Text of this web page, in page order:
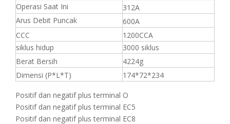
Operasi Saat Ini
312A
Arus Debit Puncak
600A
CCC
1200CCA
siklus hidup
3000 siklus
Berat Bersih
4224g
Dimensi (P*L*T)
174*72*234
Positif dan negatif plus terminal O
Positif dan negatif plus terminal EC5
Positif dan negatif plus terminal EC8